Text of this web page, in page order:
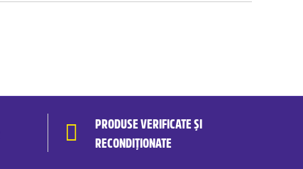
PRODUSE VERIFICATE ȘI
RECONDIȚIONATE